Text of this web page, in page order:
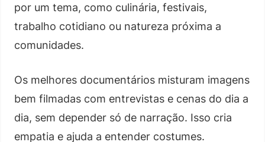
por um tema, como culinária, festivais,
trabalho cotidiano ou natureza próxima a
comunidades.
Os melhores documentários misturam imagens
bem filmadas com entrevistas e cenas do dia a
dia, sem depender só de narração. Isso cria
empatia e ajuda a entender costumes.